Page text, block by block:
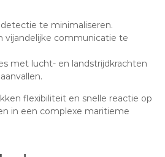
te minimaliseren.
vijandelijke communicatie te
met lucht- en landstrijdkrachten
flexibiliteit en snelle reactie op
in een complexe maritieme